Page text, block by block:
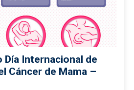
Internacional de
Cáncer de Mama –